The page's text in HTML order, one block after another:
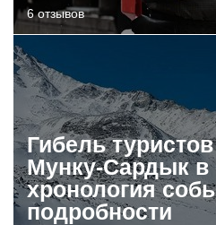
6 отзывов
Гибель
Мунку-Сардык в
хронология
подробности